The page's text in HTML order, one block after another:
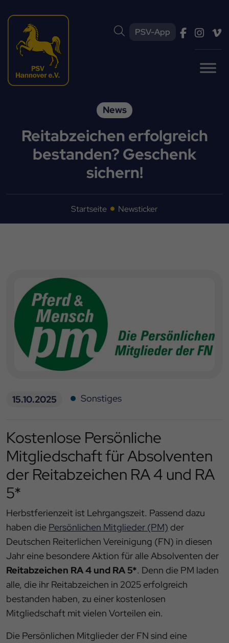
PSV-App
News
Reitabzeichen erfolgreich
bestanden? Geschenk
sichern!
Startseite Newsticker
15.10.2025 Sonstiges
Kostenlose Persönliche
Mitgliedschaft für Absolventen
der Reitabzeichen RA 4 und RA
5*
Herbstferienzeit ist Lehrgangszeit. Passend dazu
haben die Persönlichen Mitglieder (PM) der
Deutschen Reiterlichen Vereinigung (FN) in diesen
Jahr eine besondere Aktion für alle Absolventen der
Reitabzeichen RA 4 und RA 5*. Denn die PM laden
alle, die ihr Reitabzeichen in 2025 erfolgreich
bestanden haben, zu einer kostenlosen
Mitgliedschaft mit vielen Vorteilen ein.
Die Persönlichen Mitglieder der FN sind eine